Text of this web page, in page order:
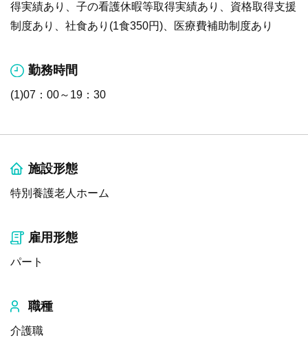
得実績あり、子の看護休暇等取得実績あり、資格取得支援
制度あり、社食あり(1食350円)、医療費補助制度あり
勤務時間
(1)07：00～19：30
施設形態
特別養護老人ホーム
雇用形態
パート
職種
介護職